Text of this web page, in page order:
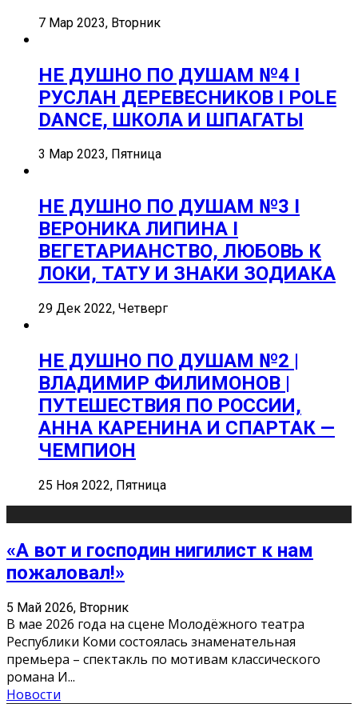
7 Мар 2023, Вторник
НЕ ДУШНО ПО ДУШАМ №4 I
РУСЛАН ДЕРЕВЕСНИКОВ I POLE
DANCE, ШКОЛА И ШПАГАТЫ
3 Мар 2023, Пятница
НЕ ДУШНО ПО ДУШАМ №3 I
ВЕРОНИКА ЛИПИНА I
ВЕГЕТАРИАНСТВО, ЛЮБОВЬ К
ЛОКИ, ТАТУ И ЗНАКИ ЗОДИАКА
29 Дек 2022, Четверг
НЕ ДУШНО ПО ДУШАМ №2 |
ВЛАДИМИР ФИЛИМОНОВ |
ПУТЕШЕСТВИЯ ПО РОССИИ,
АННА КАРЕНИНА И СПАРТАК —
ЧЕМПИОН
25 Ноя 2022, Пятница
«А вот и господин нигилист к нам
пожаловал!»
5 Май 2026, Вторник
В мае 2026 года на сцене Молодёжного театра
Республики Коми состоялась знаменательная
премьера – спектакль по мотивам классического
романа И...
Новости